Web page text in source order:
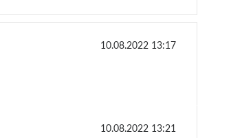
10.08.2022 13:17
10.08.2022 13:21